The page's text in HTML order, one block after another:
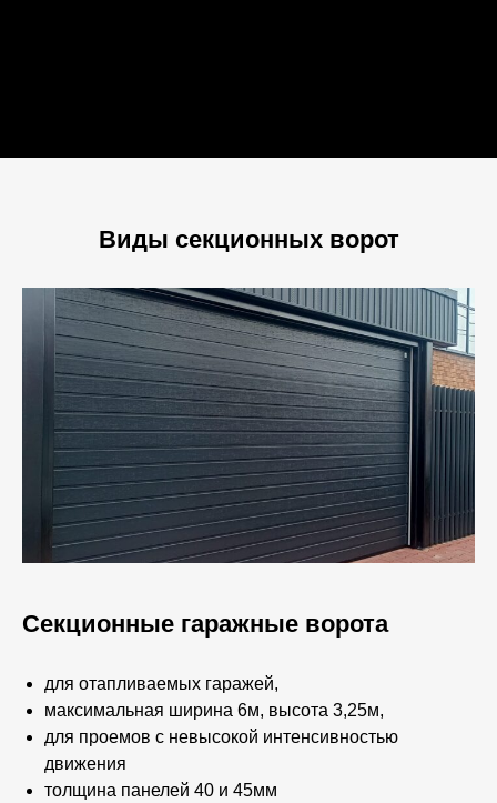
Виды секционных ворот
Секционные гаражные ворота
для отапливаемых гаражей,
максимальная ширина 6м, высота 3,25м,
для проемов с невысокой интенсивностью
движения
толщина панелей 40 и 45мм